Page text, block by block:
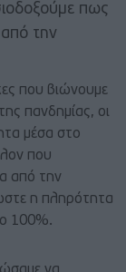
πως
από την
που βιώνουμε
πανδημίας, οι
μέσα στο
που
από την
η πληρότητα
100%.